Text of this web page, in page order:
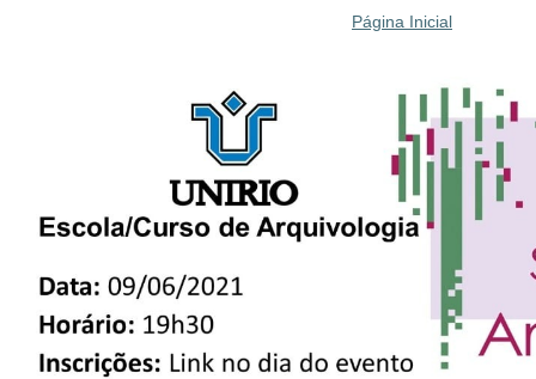
Página Inicial